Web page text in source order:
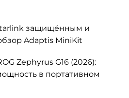
защищённым и
Adaptis MiniKit
Zephyrus G16 (2026):
в портативном